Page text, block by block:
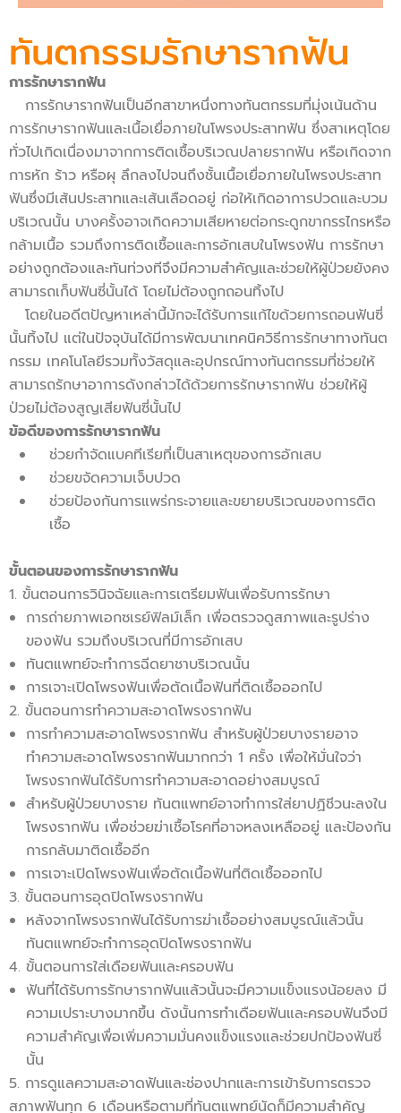
ทันตกรรมรักษารากฟัน
การรักษารากฟัน
การรักษารากฟันเป็นอีกสาขาหนึ่งทางทันตกรรมที่มุ่งเน้นด้าน
การรักษารากฟันและเนื้อเยื่อภายในโพรงประสาทฟัน ซึ่งสาเหตุโดย
ทั่วไปเกิดเนื่องมาจากการติดเชื้อบริเวณปลายรากฟัน หรือเกิดจาก
การหัก ร้าว หรือผุ ลึกลงไปจนถึงชั้นเนื้อเยื่อภายในโพรงประสาท
ฟันซึ่งมีเส้นประสาทและเส้นเลือดอยู่ ก่อให้เกิดอาการปวดและบวม
บริเวณนั้น บางครั้งอาจเกิดความเสียหายต่อกระดูกขากรรไกรหรือ
กล้ามเนื้อ รวมถึงการติดเชื้อและการอักเสบในโพรงฟัน การรักษา
อย่างถูกต้องและทันท่วงทีจึงมีความสำคัญและช่วยให้ผู้ป่วยยังคง
สามารถเก็บฟันซี่นั้นได้ โดยไม่ต้องถูกถอนทิ้งไป
โดยในอดีตปัญหาเหล่านี้มักจะได้รับการแก้ไขด้วยการถอนฟันซี่
นั้นทิ้งไป แต่ในปัจจุบันได้มีการพัฒนาเทคนิควิธีการรักษาทางทันต
กรรม เทคโนโลยีรวมทั้งวัสดุและอุปกรณ์ทางทันตกรรมที่ช่วยให้
สามารถรักษาอาการดังกล่าวได้ด้วยการรักษารากฟัน ช่วยให้ผู้
ป่วยไม่ต้องสูญเสียฟันซี่นั้นไป
ข้อดีของการรักษารากฟัน
ช่วยกำจัดแบคทีเรียที่เป็นสาเหตุของการอักเสบ
ช่วยขจัดความเจ็บปวด
ช่วยป้องกันการแพร่กระจายและขยายบริเวณของการติด
เชื้อ
ขั้นตอนของการรักษารากฟัน
1. ขั้นตอนการวินิจฉัยและการเตรียมฟันเพื่อรับการรักษา
การถ่ายภาพเอกซเรย์ฟิลม์เล็ก เพื่อตรวจดูสภาพและรูปร่าง
ของฟัน รวมถึงบริเวณที่มีการอักเสบ
ทันตแพทย์จะทำการฉีดยาชาบริเวณนั้น
การเจาะเปิดโพรงฟันเพื่อตัดเนื้อฟันที่ติดเชื้อออกไป
2. ขั้นตอนการทำความสะอาดโพรงรากฟัน
การทำความสะอาดโพรงรากฟัน สำหรับผู้ป่วยบางรายอาจ
ทำความสะอาดโพรงรากฟันมากกว่า 1 ครั้ง เพื่อให้มั่นใจว่า
โพรงรากฟันได้รับการทำความสะอาดอย่างสมบูรณ์
สำหรับผู้ป่วยบางราย ทันตแพทย์อาจทำการใส่ยาปฏิชีวนะลงใน
โพรงรากฟัน เพื่อช่วยฆ่าเชื้อโรคที่อาจหลงเหลืออยู่ และป้องกัน
การกลับมาติดเชื้ออีก
การเจาะเปิดโพรงฟันเพื่อตัดเนื้อฟันที่ติดเชื้อออกไป
3. ขั้นตอนการอุดปิดโพรงรากฟัน
หลังจากโพรงรากฟันได้รับการฆ่าเชื้ออย่างสมบูรณ์แล้วนั้น
ทันตแพทย์จะทำการอุดปิดโพรงรากฟัน
4. ขั้นตอนการใส่เดือยฟันและครอบฟัน
ฟันที่ได้รับการรักษารากฟันแล้วนั้นจะมีความแข็งแรงน้อยลง มี
ความเปราะบางมากขึ้น ดังนั้นการทำเดือยฟันและครอบฟันจึงมี
ความสำคัญเพื่อเพิ่มความมั่นคงแข็งแรงและช่วยปกป้องฟันซี่
นั้น
5. การดูแลความสะอาดฟันและช่องปากและการเข้ารับการตรวจ
สภาพฟันทุก 6 เดือนหรือตามที่ทันตแพทย์นัดก็มีความสำคัญ